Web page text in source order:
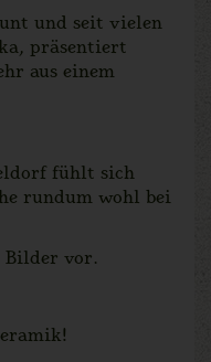
und seit vielen
präsentiert
aus einem
fühlt sich
rundum wohl bei
Bilder vor.